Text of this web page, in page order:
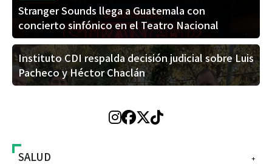
Stranger Sounds llega a Guatemala con
concierto sinfónico en el Teatro Nacional
Instituto CDI respalda decisión judicial sobre Luis
Pacheco y Héctor Chaclán
+
SALUD